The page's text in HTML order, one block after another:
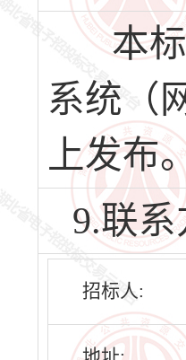
本标
系统（
上发布
9.联
招标人: